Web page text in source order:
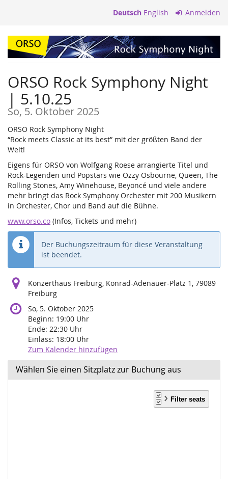
springen
Deutsch English Anmelden
ORSO Rock Symphony Night
| 5.10.25
So, 5. Oktober 2025
ORSO Rock Symphony Night
“Rock meets Classic at its best” mit der größten Band der
Welt!
Eigens für ORSO von Wolfgang Roese arrangierte Titel und
Rock-Legenden und Popstars wie Ozzy Osbourne, Queen, The
Rolling Stones, Amy Winehouse, Beyoncé und viele andere
mehr bringt das Rock Symphony Orchester mit 200 Musikern
in Orchester, Chor und Band auf die Bühne.
www.orso.co (Infos, Tickets und mehr)
Der Buchungszeitraum für diese Veranstaltung
ist beendet.
Konzerthaus Freiburg, Konrad-Adenauer-Platz 1, 79089
Freiburg
So, 5. Oktober 2025
Beginn: 19:00 Uhr
Ende: 22:30 Uhr
Einlass: 18:00 Uhr
Zum Kalender hinzufügen
Wählen Sie einen Sitzplatz zur Buchung aus